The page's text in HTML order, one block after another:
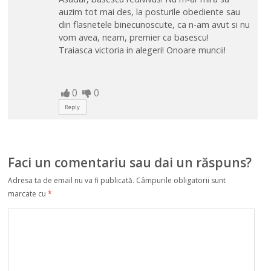
auzim tot mai des, la posturile obediente sau
din flasnetele binecunoscute, ca n-am avut si nu
vom avea, neam, premier ca basescu!
Traiasca victoria in alegeri! Onoare muncii!
0 0
Reply
Faci un comentariu sau dai un răspuns?
Adresa ta de email nu va fi publicată. Câmpurile obligatorii sunt
marcate cu*